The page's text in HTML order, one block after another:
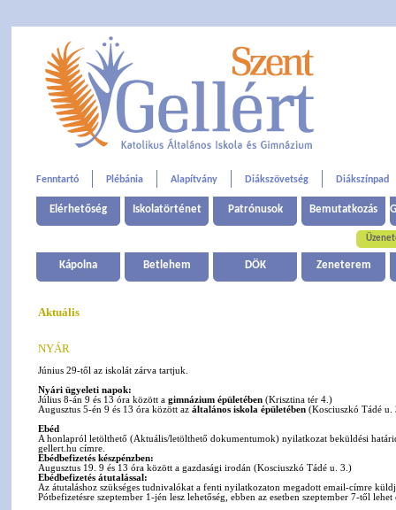
Fenntartó Plébánia Alapítvány Diákszövetség Diákszínpad
Elérhetőség Iskolatörténet Patrónusok Bemutatkozás
Kápolna Betlehem DÖK Zeneterem
Aktuális
NYÁR
Június 29-től az iskolát zárva tartjuk.
Nyári ügyeleti napok:
Július 8-án 9 és 13 óra között a gimnázium épületében (Krisztina tér 4.)
Augusztus 5-én 9 és 13 óra között az általános iskola épületében (Kosciuszkó Tádé u.
Ebéd
A honlapról letölthető (Aktuális/letölthető dokumentumok) nyilatkozat beküldési
gellert.hu címre.
Ebédbefizetés készpénzben:
Augusztus 19. 9 és 13 óra között a gazdasági irodán (Kosciuszkó Tádé u. 3.)
Ebédbefizetés átutalással:
Az átutaláshoz szükséges tudnivalókat a fenti nyilatkozaton megadott email-címre
Pótbefizetésre szeptember 1-jén lesz lehetőség, ebben az esetben szeptember 7-től lehet